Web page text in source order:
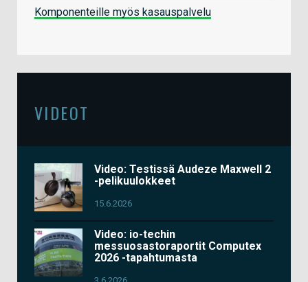
Komponenteille myös kasauspalvelu
VIDEOT
Video: Testissä Audeze Maxwell 2
-pelikuulokkeet
15.6.2026
Video: io-techin
messuosastoraportit Computex
2026 -tapahtumasta